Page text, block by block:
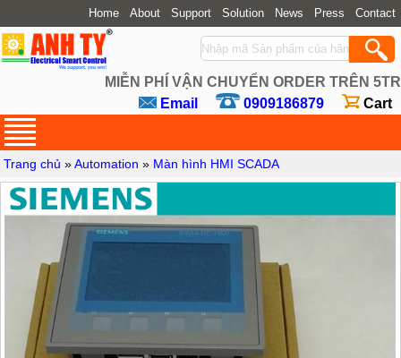
Home About Support Solution News Press Contact
MIỄN PHÍ VẬN CHUYỂN ORDER TRÊN 5TR
Email
0909186879 Cart
Trang chủ »Automation » Màn hình HMI SCADA